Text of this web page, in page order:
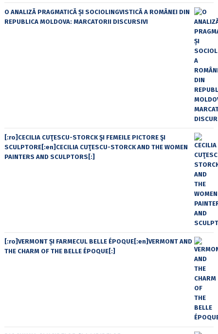
O ANALIZĂ PRAGMATICĂ ȘI SOCIOLINGVISTICĂ A ROMÂNEI DIN
REPUBLICA MOLDOVA: MARCATORII DISCURSIVI
[:ro]CECILIA CUŢESCU-STORCK ŞI FEMEILE PICTORE ŞI
SCULPTORE[:en]CECILIA CUŢESCU-STORCK AND THE WOMEN
PAINTERS AND SCULPTORS[:]
[:ro]VERMONT ȘI FARMECUL BELLE ÉPOQUE[:en]VERMONT AND
THE CHARM OF THE BELLE ÉPOQUE[:]